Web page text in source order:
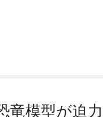
竜模型が迫